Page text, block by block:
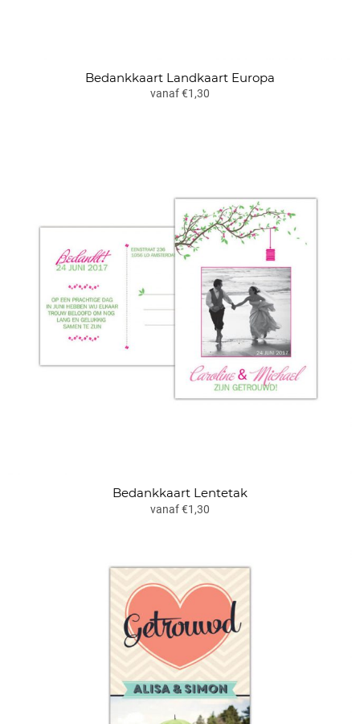
Bedankkaart Landkaart Europa
vanaf €1,30
Bedankkaart Lentetak
vanaf €1,30